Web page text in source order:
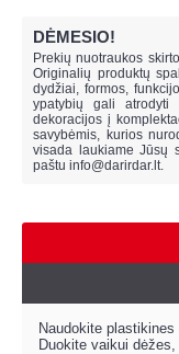
DĖMESIO!
Prekių nuotraukos
Originalių produktų
dydžiai, formos,
ypatybių gali
dekoracijos į
savybėmis, kurios
visada laukiame Jūsų
paštu info@darirdar.lt.
Naudokite
Duokite vaikui